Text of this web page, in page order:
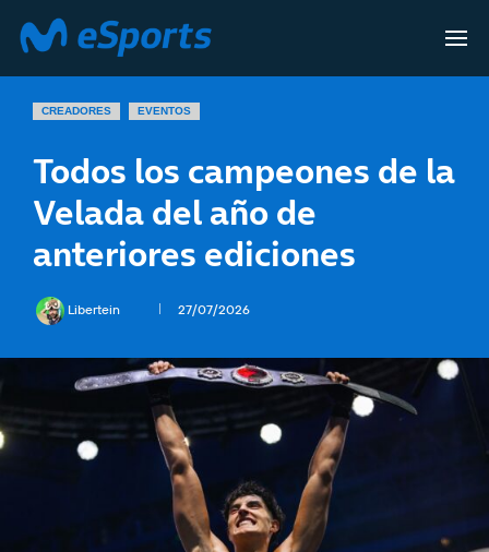
CREADORES EVENTOS
Todos los campeones de la
Velada del año de
anteriores ediciones
Libertein 27/07/2026